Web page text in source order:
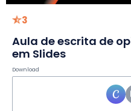
3
Aula de escrita de
em Slides
Download